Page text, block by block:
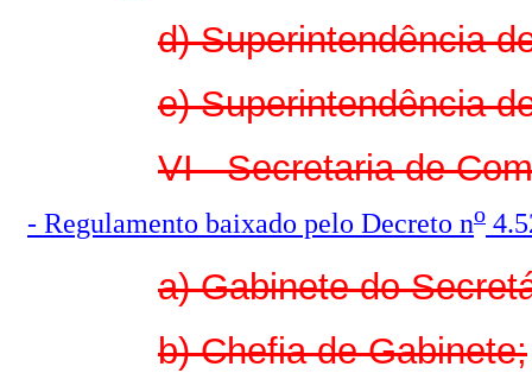
d) Superintendência
e) Superintendência
VI - Secretaria de
- Regulamento baixado pelo Decreto no
a) Gabinete do
b) Chefia de Gabinete;